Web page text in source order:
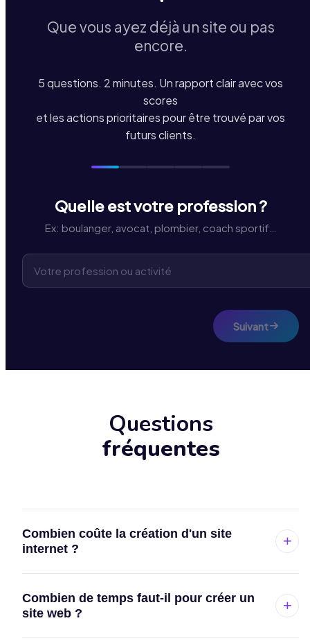
Que vous ayez déjà un site ou pas
encore.
5 questions. 2 minutes. Un rapport clair avec vos
scores
et les actions prioritaires pour être trouvé par vos
futurs clients.
Quelle est votre profession ?
Ex: boulanger, avocat, plombier, coach sportif…
Suivant
Questions
fréquentes
Combien coûte la création d'un site
internet ?
+
un devis personnalisé et gratuit, sans engagement.
Décrivez-moi votre projet et je vous envoie une
Combien de temps faut-il pour créer un
site web ?
+